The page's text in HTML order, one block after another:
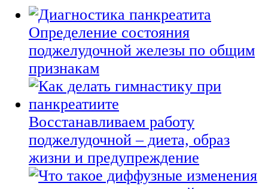
Определение состояния
поджелудочной железы по общим
признакам
Восстанавливаем работу
поджелудочной – диета, образ
жизни и предупреждение